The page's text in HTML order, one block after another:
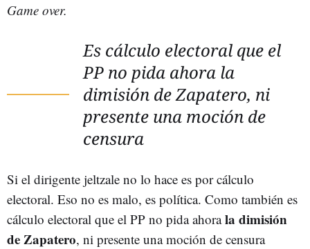
Game over.
Es cálculo electoral que el
PP no pida ahora la
dimisión de Zapatero, ni
presente una moción de
censura
Si el dirigente jeltzale no lo hace es por cálculo
electoral. Eso no es malo, es política. Como también es
cálculo electoral que el PP no pida ahorala dimisión
de Zapatero, ni presente una moción de censura